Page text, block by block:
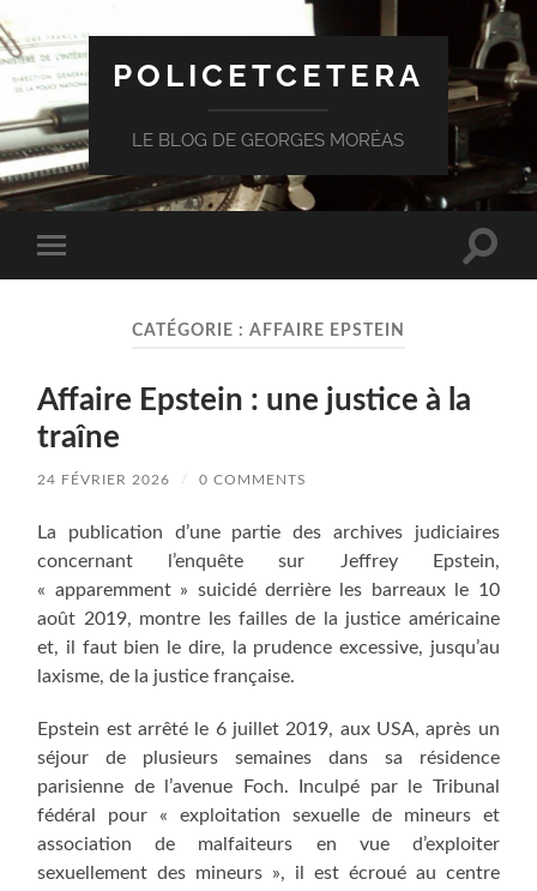
POLICETCETERA
LE BLOG DE GEORGES MORÉAS
mobile
Toggle
CATÉGORIE : AFFAIRE EPSTEIN
Affaire Epstein : une justice à la
traîne
24 FÉVRIER 2026 / 0 COMMENTS
La publication d’une partie des archives judiciaires
concernant l’enquête sur Jeffrey Epstein,
« apparemment » suicidé derrière les barreaux le 10
août 2019, montre les failles de la justice américaine
et, il faut bien le dire, la prudence excessive, jusqu’au
laxisme, de la justice française.
Epstein est arrêté le 6 juillet 2019, aux USA, après un
séjour de plusieurs semaines dans sa résidence
parisienne de l’avenue Foch. Inculpé par le Tribunal
fédéral pour « exploitation sexuelle de mineurs et
association de malfaiteurs en vue d’exploiter
sexuellement des mineurs », il est écroué au centre